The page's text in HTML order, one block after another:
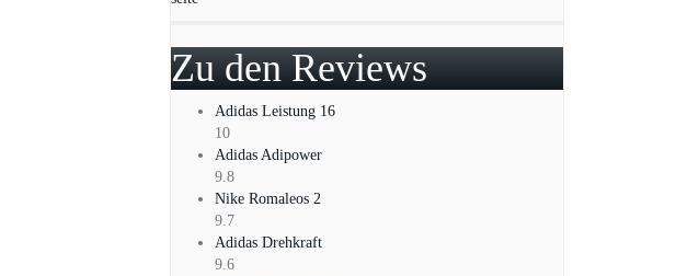
Zu den Reviews
Adidas Leistung 16
10
Adidas Adipower
9.8
Nike Romaleos 2
9.7
Adidas Drehkraft
9.6